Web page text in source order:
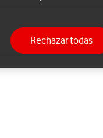
Si ya no
Rechazar todas